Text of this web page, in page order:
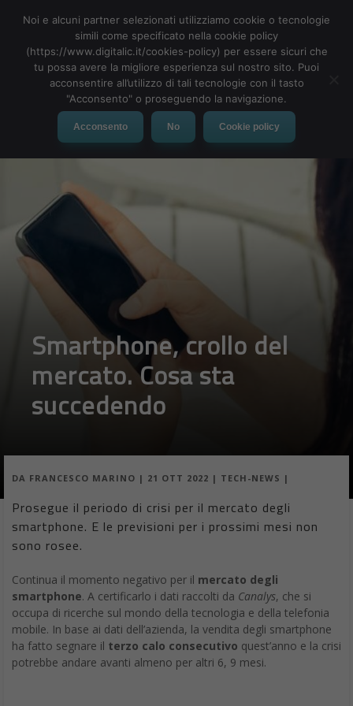
MENU
Smartphone, crollo del
mercato. Cosa sta
succedendo
DA FRANCESCO MARINO | 21 OTT 2022 | TECH-NEWS |
Prosegue il periodo di crisi per il mercato degli
smartphone. E le previsioni per i prossimi mesi non
sono rosee.
Continua il momento negativo per il mercato degli
smartphone. A certificarlo i dati raccolti da Canalys, che si
occupa di ricerche sul mondo della tecnologia e della telefonia
mobile. In base ai dati dell’azienda, la vendita degli smartphone
ha fatto segnare il terzo calo consecutivo quest’anno e la crisi
potrebbe andare avanti almeno per altri 6, 9 mesi.
Noi e alcuni partner selezionati utilizziamo cookie o tecnologie
simili come specificato nella cookie policy
(https://www.digitalic.it/cookies-policy) per essere sicuri che
tu possa avere la migliore esperienza sul nostro sito. Puoi
acconsentire all’utilizzo di tali tecnologie con il tasto
"Acconsento" o proseguendo la navigazione.
Acconsento No Cookie policy